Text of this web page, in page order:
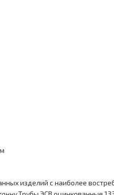
изделий с наиболее